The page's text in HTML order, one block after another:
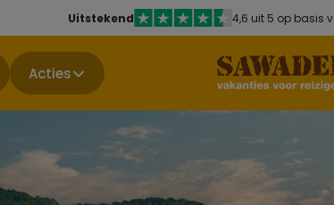
Uitstekend 4,6 uit 5 op basis
Acties